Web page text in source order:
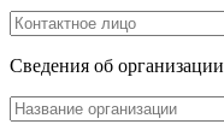
Сведения об организации